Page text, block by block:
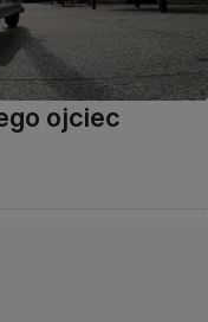
ojciec